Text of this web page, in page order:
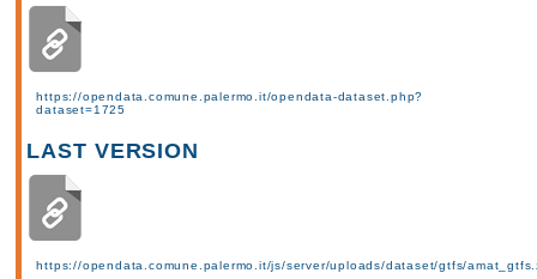
https://opendata.comune.palermo.it/opendata-dataset.php?
dataset=1725
LAST VERSION
https://opendata.comune.palermo.it/js/server/uploads/dataset/gtfs/